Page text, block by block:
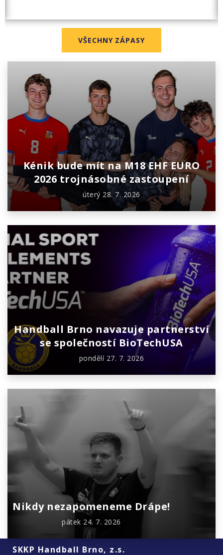
VŠECHNY ZÁPASY
Kénik bude mít na M18 EHF EURO
2026 trojnásobné zastoupení
úterý 28. 7. 2026
Handball Brno navazuje partnerství
se společností BioTechUSA
pondělí 27. 7. 2026
Nikdy nezapomeneme Drápe!
pátek 24. 7. 2026
SKKP Handball Brno, z.s.